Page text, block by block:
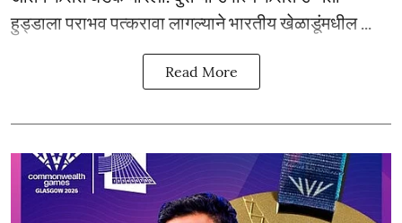
हुड्डाला पराभव पत्करावा लागल्याने भारतीय खेळाडूंमधील ...
Read More